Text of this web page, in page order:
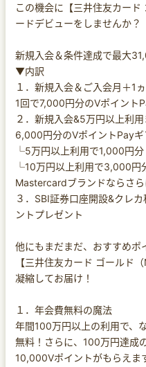
この機会に【三井住友カー
ードデビューをしませんか？
新規入会＆条件達成で最大
▼内訳
１．新規入会＆ご入会月＋1
1回で7,000円分のVポイント
２．新規入会&5万円以上利
6,000円分のVポイントPayギ
└5万円以上利用で1,000円分
└10万円以上利用で3,000円
Mastercardブランドならさ
３．SBI証券口座開設&クレ
ントプレゼント
他にもまだまだ、おすすめポ
【三井住友カード ゴールド
凝縮してお届け！
１．年会費無料の魔法
年間100万円以上の利用で、
無料！さらに、100万円達成
10,000Vポイントがもらえま